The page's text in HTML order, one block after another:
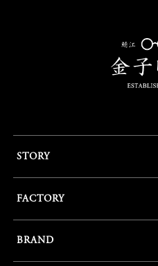
STORY
FACTORY
BRAND